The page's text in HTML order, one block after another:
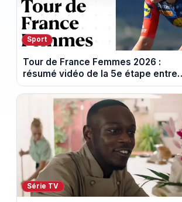
Sport
Tour de France Femmes 2026 :
résumé vidéo de la 5e étape entre
Mâcon et Belleville-en-Beaujolais
Série TV